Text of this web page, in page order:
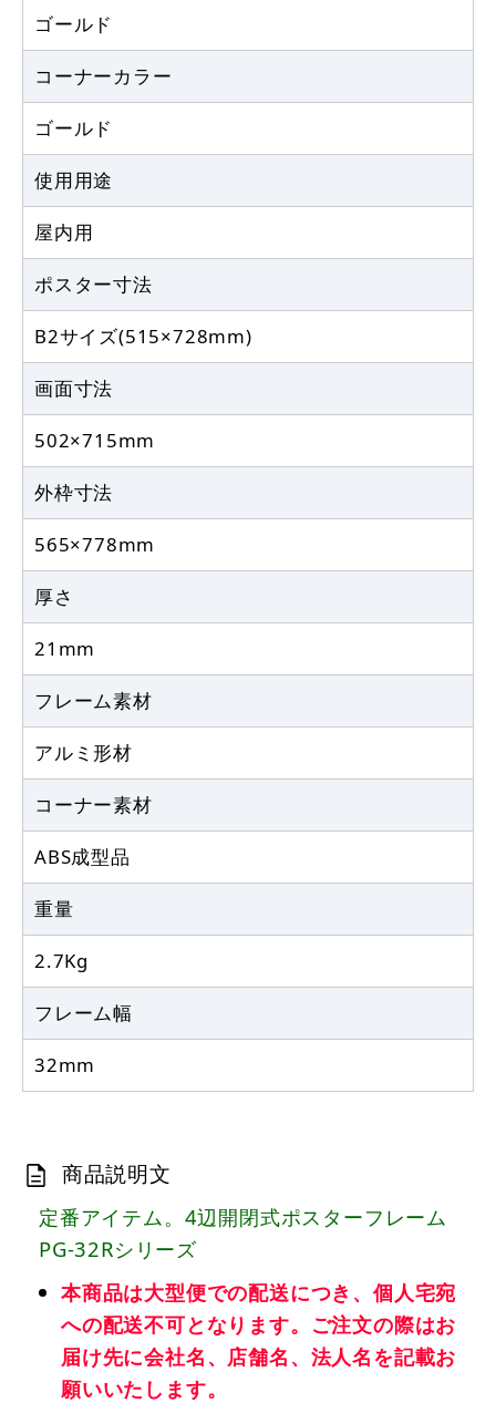
ゴールド
コーナーカラー
ゴールド
使用用途
屋内用
ポスター寸法
B2サイズ(515×728mm)
画面寸法
502×715mm
外枠寸法
565×778mm
厚さ
21mm
フレーム素材
アルミ形材
コーナー素材
ABS成型品
重量
2.7Kg
フレーム幅
32mm
商品説明文
定番アイテム。4辺開閉式ポスターフレーム
PG-32Rシリーズ
本商品は大型便での配送につき、個人宅宛
への配送不可となります。ご注文の際はお
届け先に会社名、店舗名、法人名を記載お
願いいたします。